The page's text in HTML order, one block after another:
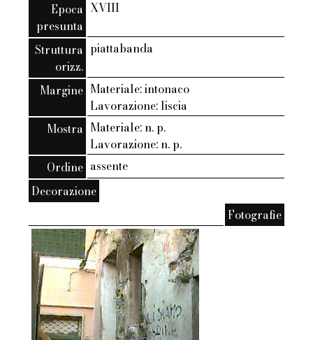
Epoca
presunta
XVIII
Struttura
orizz.
piattabanda
Margine Materiale: intonaco
Lavorazione: liscia
Mostra Materiale: n. p.
Lavorazione: n. p.
Ordine assente
Decorazione
Fotografie